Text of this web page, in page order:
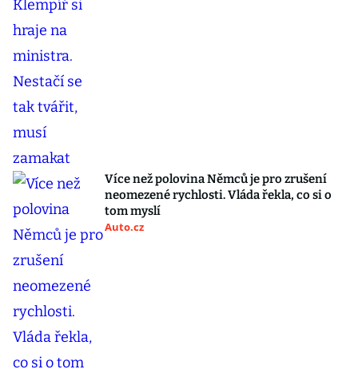
Více než polovina Němců je pro zrušení
neomezené rychlosti. Vláda řekla, co si o
tom myslí
Auto.cz